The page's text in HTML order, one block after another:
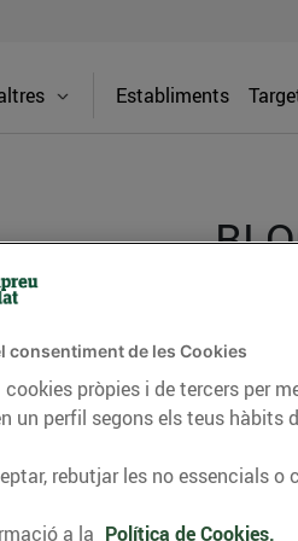
Establiments
consells
del nostre territori i
CONSELLS I HÀBITS
consentiment de les Cookies
pròpies i de tercers per
un perfil segons els teus hàbits
rebutjar les no essencials o
a la Política de Cookies.